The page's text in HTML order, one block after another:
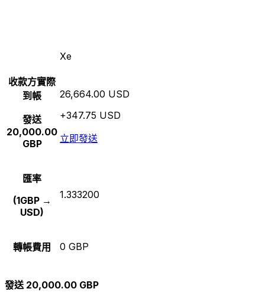
Xe
收款方實際
到帳
發送
20,000.00
GBP
26,664.00 USD
+347.75 USD
立即發送
匯率
(1GBP →
USD)
1.333200
轉帳費用 0 GBP
發送 20,000.00 GBP